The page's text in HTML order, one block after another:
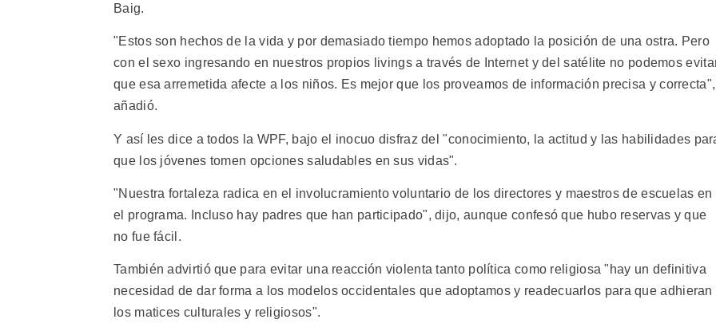
Baig.
"Estos son hechos de la vida y por demasiado tiempo hemos adoptado la posición de una ostra. Pero
con el sexo ingresando en nuestros propios livings a través de Internet y del satélite no podemos
que esa arremetida afecte a los niños. Es mejor que los proveamos de información precisa y correcta",
añadió.
Y así les dice a todos la WPF, bajo el inocuo disfraz del "conocimiento, la actitud y las habilidades
que los jóvenes tomen opciones saludables en sus vidas".
"Nuestra fortaleza radica en el involucramiento voluntario de los directores y maestros de escuelas en
el programa. Incluso hay padres que han participado", dijo, aunque confesó que hubo reservas y que
no fue fácil.
También advirtió que para evitar una reacción violenta tanto política como religiosa "hay un definitiva
necesidad de dar forma a los modelos occidentales que adoptamos y readecuarlos para que adhieran
los matices culturales y religiosos".